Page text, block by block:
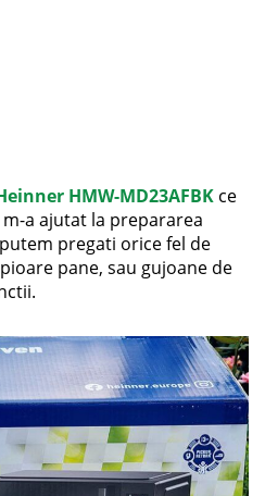
HMW-MD23AFBK ce
a ajutat la prepararea
pregati orice fel de
pane, sau gujoane de